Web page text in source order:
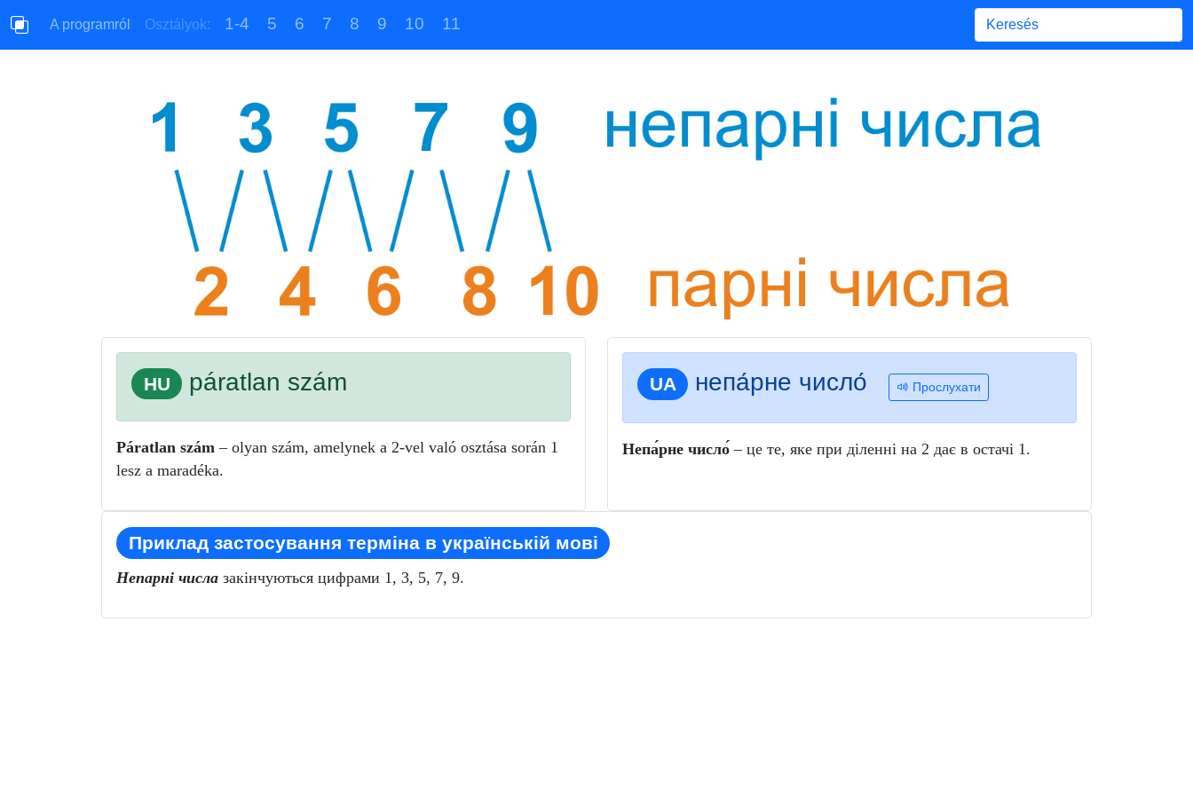
A programról Osztályok: 1-4 5 6 7 8 9 10 11
Begin typing for results.
HU páratlan szám
Páratlan szám – olyan szám, amelynek a 2-vel való osztása során 1
lesz a maradéka.
UA непа́рне число́ Прослухати
Непа́рне число́ – це те, яке при діленні на 2 дає в остачі 1.
Приклад застосування терміна в українській мові
Непарні числа закінчуються цифрами 1, 3, 5, 7, 9.